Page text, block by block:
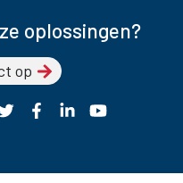
oplossingen?
op